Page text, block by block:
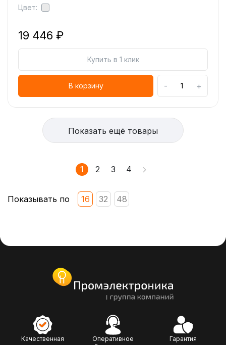
Цвет:
19 446 ₽
Купить в 1 клик
В корзину - +
Показать ещё товары
1 2 3 4
Показывать по 16 32 48
Качественная
Оперативное
Гарантия